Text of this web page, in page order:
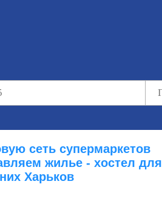
сеть супермаркетов
жилье - хостел для
Харьков